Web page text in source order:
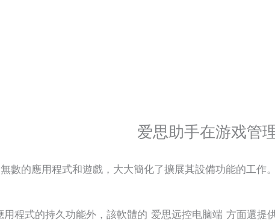
爱思助手在游戏管
數的應用程式和遊戲，大大簡化了擴展其設備功能的工作
程式的持久功能外，該軟體的 爱思远控电脑端 方面還